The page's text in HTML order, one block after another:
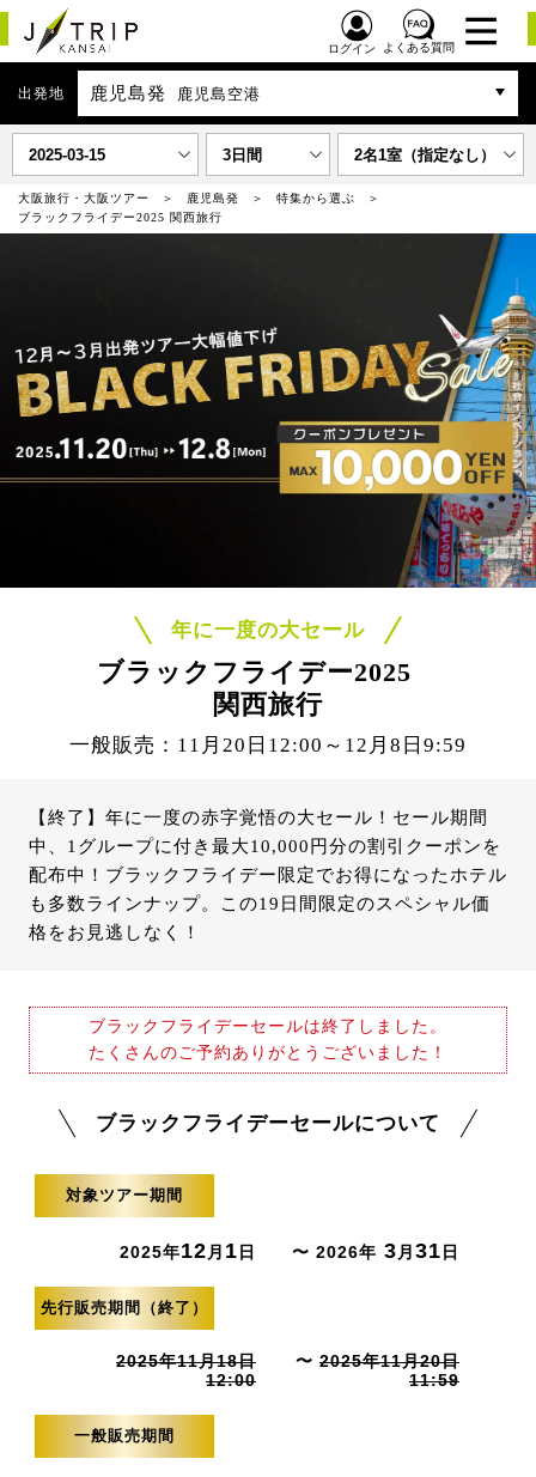
ログイン よくある質問
出発地 鹿児島発 鹿児島空港
2025-03-15 3日間 2名1室（指定なし）
大阪旅行・大阪ツアー 鹿児島発
特集から選ぶ
ブラックフライデー2025 関西旅行
年に一度の大セール
ブラックフライデー2025
関西旅行
一般販売：11月20日12:00～12月8日9:59
【終了】年に一度の赤字覚悟の大セール！セール期間
中、1グループに付き最大10,000円分の割引クーポンを
配布中！ブラックフライデー限定でお得になったホテル
も多数ラインナップ。この19日間限定のスペシャル価
格をお見逃しなく！
ブラックフライデーセールは終了しました。
たくさんのご予約ありがとうございました！
ブラックフライデーセールについて
対象ツアー期間
2025年12 月 1 日 〜 2026年 3 月 31 日
先行販売期間（終了）
2025年11月18日
12:00
〜 2025年11月20日
11:59
一般販売期間